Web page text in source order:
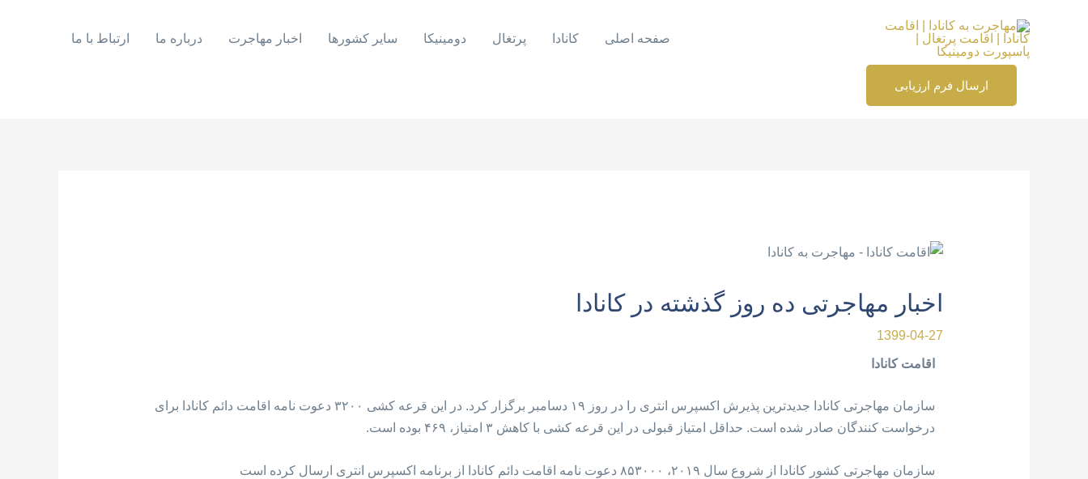
صفحه اصلی کانادا پرتغال دومینیکا سایر کشورها اخبار مهاجرت درباره ما ارتباط با ما
ارسال فرم ارزیابی
اخبار مهاجرتی ده روز گذشته در کانادا
1399-04-27
اقامت کانادا
سازمان مهاجرتی کانادا جدیدترین پذیرش اکسپرس انتری را در روز ۱۹ دسامبر برگزار کرد. در این قرعه کشی ۳۲۰۰ دعوت نامه اقامت دائم کانادا برای
درخواست کنندگان صادر شده است. حداقل امتیاز قبولی در این قرعه کشی با کاهش ۳ امتیاز، ۴۶۹ بوده است.
سازمان مهاجرتی کشور کانادا از شروع سال ۲۰۱۹، ۸۵۳۰۰۰ دعوت نامه اقامت دائم کانادا از برنامه اکسپرس انتری ارسال کرده است